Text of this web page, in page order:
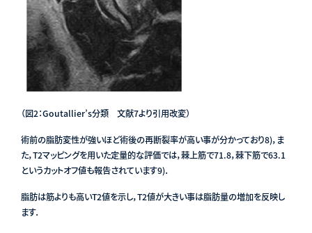
（図2：Goutallier’s分類 文献7より引用改変）
術前の脂肪変性が強いほど術後の再断裂率が高い事が分かっており8)，ま
た，T2マッピングを用いた定量的な評価では，棘上筋で71.8，棘下筋で63.1
というカットオフ値も報告されています9)．
脂肪は筋よりも高いT2値を示し，T2値が大きい事は脂肪量の増加を反映し
ます．